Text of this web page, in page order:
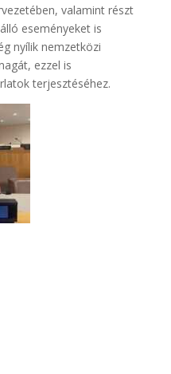
valamint részt
eseményeket is
nyílik nemzetközi
ezzel is
terjesztéséhez.